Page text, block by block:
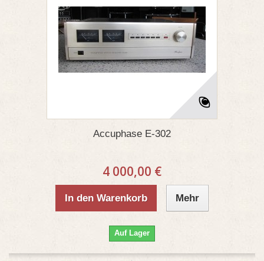
Accuphase E-302
4 000,00 €
In den Warenkorb Mehr
Auf Lager